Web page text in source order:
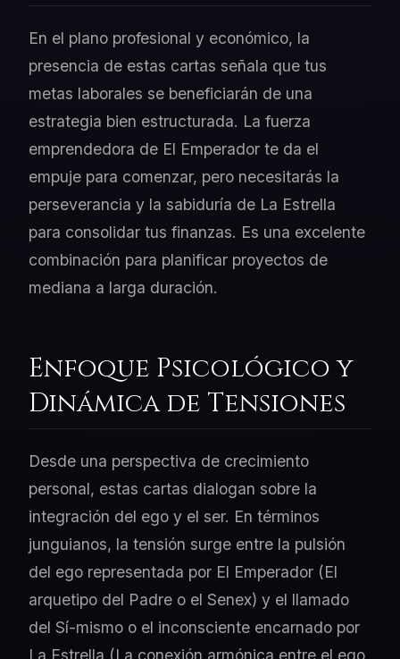
En el plano profesional y económico, la
presencia de estas cartas señala que tus
metas laborales se beneficiarán de una
estrategia bien estructurada. La fuerza
emprendedora de El Emperador te da el
empuje para comenzar, pero necesitarás la
perseverancia y la sabiduría de La Estrella
para consolidar tus finanzas. Es una excelente
combinación para planificar proyectos de
mediana a larga duración.
Enfoque Psicológico y
Dinámica de Tensiones
Desde una perspectiva de crecimiento
personal, estas cartas dialogan sobre la
integración del ego y el ser. En términos
junguianos, la tensión surge entre la pulsión
del ego representada por El Emperador (El
arquetipo del Padre o el Senex) y el llamado
del Sí-mismo o el inconsciente encarnado por